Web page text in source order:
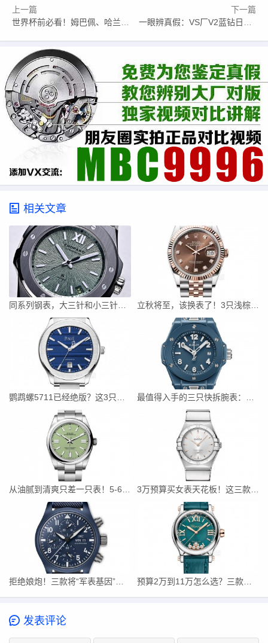
上一篇
世界杯前必看！姆巴佩、哈兰德、瓜迪奥拉戴的同款腕表哪家强？
下一篇
一眼辨真假：VS厂V2蓝钻日志圈口闪亮度和莫桑钻，细节党都愣住
相关文章
发表评论